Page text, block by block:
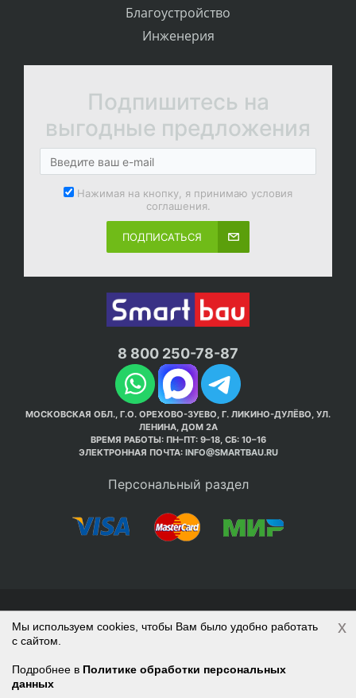
Благоустройство
Инженерия
Подпишитесь на
выгодные предложения
Нажимая на кнопку, я принимаю условия
соглашения.
ПОДПИСАТЬСЯ
8 800 250-78-87
МОСКОВСКАЯ ОБЛ., Г.О. ОРЕХОВО-ЗУЕВО, Г. ЛИКИНО-ДУЛЁВО, УЛ.
ЛЕНИНА, ДОМ 2А
ВРЕМЯ РАБОТЫ: ПН–ПТ: 9–18, СБ: 10–16
ЭЛЕКТРОННАЯ ПОЧТА: INFO@SMARTBAU.RU
Персональный раздел
© Интернет-магазин Smart Bau ’2003-2026. Стройте
правильно с 1-го раза.
Политика обработки персональных данных
Наверх
Войти
Регистрация
Корзина
Мы используем cookies, чтобы Вам было удобно работать
с сайтом.
Подробнее в Политике обработки персональных
данных
x